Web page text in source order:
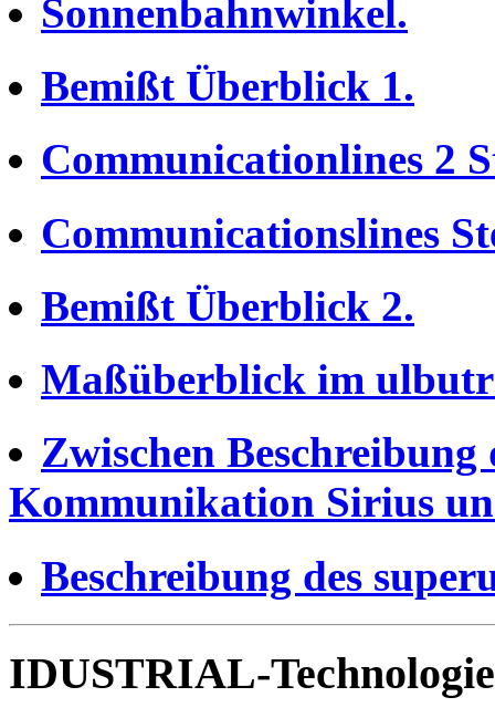
Sonnenbahnwinkel.
Bemißt Überblick 1.
Communicationlines 2
Communicationslines
Bemißt Überblick 2.
Maßüberblick im
Zwischen
Kommunikation Sirius
Beschreibung des
IDUSTRIAL-